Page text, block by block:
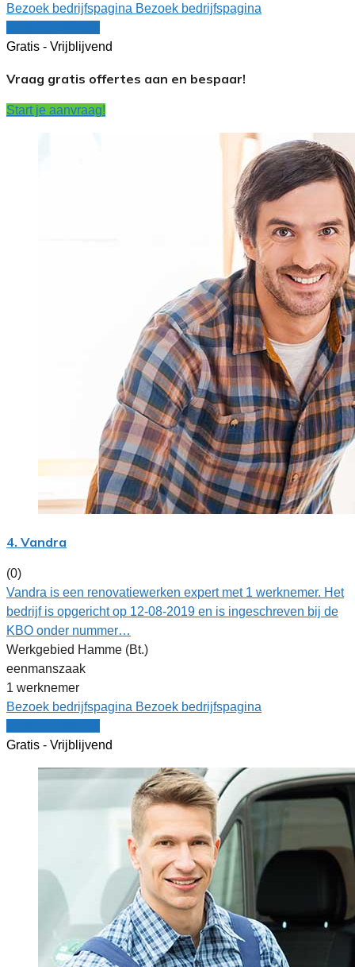
Bezoek bedrijfspagina Bezoek bedrijfspagina
Gratis - Vrijblijvend
Vraag gratis offertes aan en bespaar!
Start je aanvraag!
4. Vandra
(0)
Vandra is een renovatiewerken expert met 1 werknemer. Het
bedrijf is opgericht op 12-08-2019 en is ingeschreven bij de
KBO onder nummer…
Werkgebied Hamme (Bt.)
eenmanszaak
1 werknemer
Bezoek bedrijfspagina Bezoek bedrijfspagina
Gratis - Vrijblijvend